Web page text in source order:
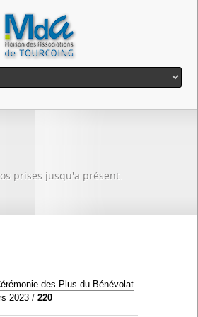
prises jusqu'a présent.
des Plus du Bénévolat
2023 / 220